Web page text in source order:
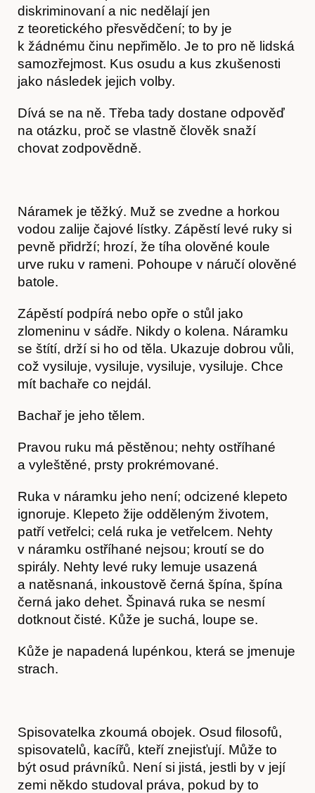
Kontakt
diskriminovaní a nic nedělají jen
z teoretického přesvědčení; to by je
k žádnému činu nepřimělo. Je to pro ně lidská
samozřejmost. Kus osudu a kus zkušenosti
jako následek jejich volby.
Dívá se na ně. Třeba tady dostane odpověď
na otázku, proč se vlastně člověk snaží
chovat zodpovědně.
Náramek je těžký. Muž se zvedne a horkou
vodou zalije čajové lístky. Zápěstí levé ruky si
pevně přidrží; hrozí, že tíha olověné koule
urve ruku v rameni. Pohoupe v náručí olověné
batole.
Zápěstí podpírá nebo opře o stůl jako
zlomeninu v sádře. Nikdy o kolena. Náramku
se štítí, drží si ho od těla. Ukazuje dobrou vůli,
což vysiluje, vysiluje, vysiluje, vysiluje. Chce
mít bachaře co nejdál.
Bachař je jeho tělem.
Pravou ruku má pěstěnou; nehty ostříhané
a vyleštěné, prsty prokrémované.
Ruka v náramku jeho není; odcizené klepeto
ignoruje. Klepeto žije odděleným životem,
patří vetřelci; celá ruka je vetřelcem. Nehty
v náramku ostříhané nejsou; kroutí se do
spirály. Nehty levé ruky lemuje usazená
a natěsnaná, inkoustově černá špína, špína
černá jako dehet. Špinavá ruka se nesmí
dotknout čisté. Kůže je suchá, loupe se.
Kůže je napadená lupénkou, která se jmenuje
strach.
Spisovatelka zkoumá obojek. Osud filosofů,
spisovatelů, kacířů, kteří znejisťují. Může to
být osud právníků. Není si jistá, jestli by v její
zemi někdo studoval práva, pokud by to